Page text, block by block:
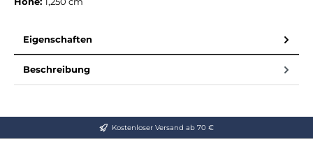
Eigenschaften
Beschreibung
Kostenloser Versand ab 70 €